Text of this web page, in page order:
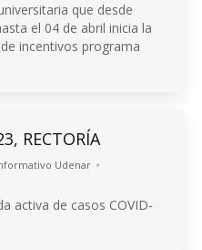
que desde
el 04 de abril inicia la
incentivos programa
RECTORÍA
Udenar
activa de casos COVID-